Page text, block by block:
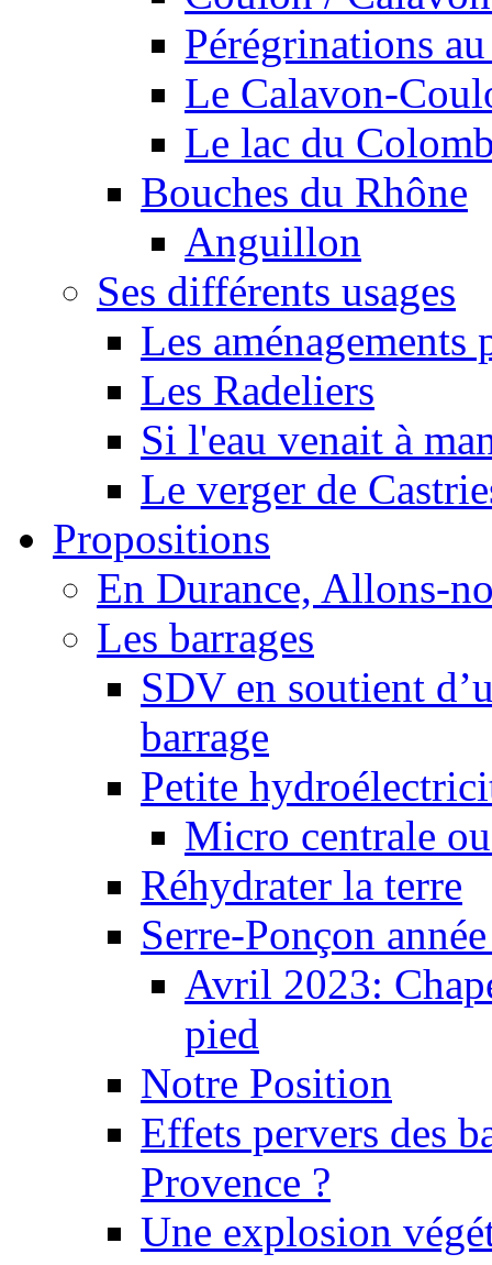
Pérégrinations
Le Calavon-
Le lac du
Bouches du Rhône
Anguillon
Ses différents usages
Les
Les Radeliers
Si l'eau venait à
Le verger de
Propositions
En Durance, Allons-
Les barrages
SDV en soutient
barrage
Petite
Micro centrale
Réhydrater la terre
Serre-Ponçon
Avril 2023:
pied
Notre Position
Effets pervers des
Provence ?
Une explosion